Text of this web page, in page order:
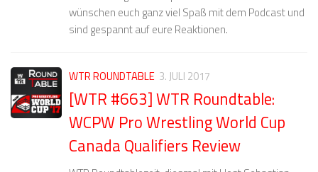
wünschen euch ganz viel Spaß mit dem Podcast und
sind gespannt auf eure Reaktionen.
WTR ROUNDTABLE 3. JULI 2017
[WTR #663] WTR Roundtable:
WCPW Pro Wrestling World Cup
Canada Qualifiers Review